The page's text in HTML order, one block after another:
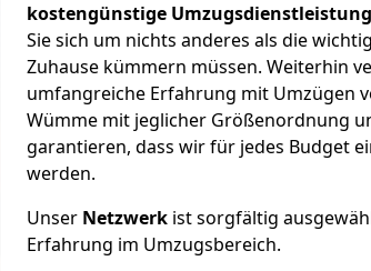
kostengünstige
Sie sich um nichts anderes als die
Zuhause kümmern müssen. Weiterhin
umfangreiche Erfahrung mit Umzügen
Wümme mit jeglicher Größenordnung
garantieren, dass wir für jedes Budget
werden.
Unser Netzwerk ist sorgfältig
Erfahrung im Umzugsbereich.